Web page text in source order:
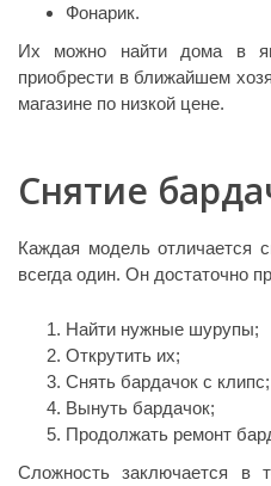
Фонарик.
Их можно найти дома в
приобрести в ближайшем
магазине по низкой цене.
Снятие
Каждая модель отличается
всегда один. Он достаточно
Найти нужные шурупы;
Открутить их;
Снять бардачок с клипс;
Вынуть бардачок;
Продолжать ремонт
Сложность заключается в